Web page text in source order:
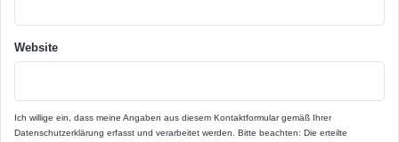
Website
Ich willige ein, dass meine Angaben aus diesem Kontaktformular gemäß Ihrer
Datenschutzerklärung erfasst und verarbeitet werden. Bitte beachten: Die erteilte